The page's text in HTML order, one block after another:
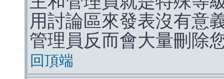
用討論區來發表沒有意
管理員反而會大量刪除
回頂端